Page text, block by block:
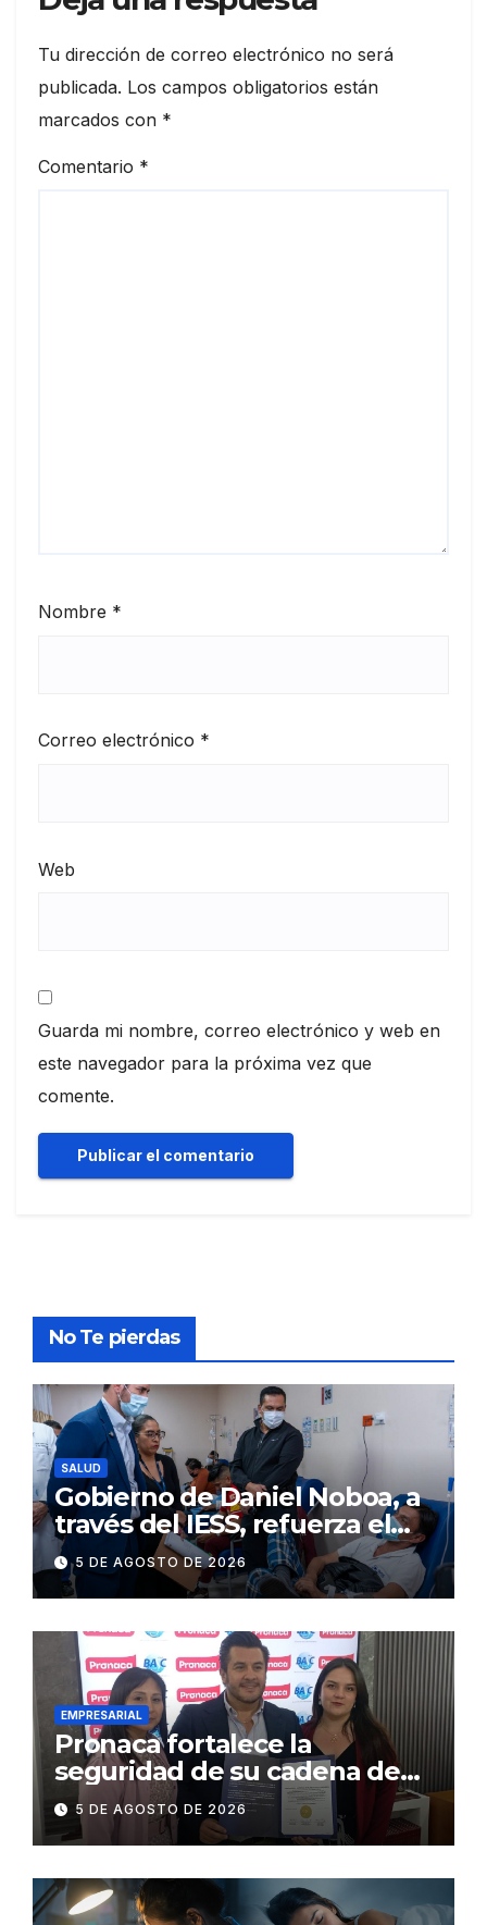
Tu dirección de correo electrónico no será
publicada. Los campos obligatorios están
marcados con *
Comentario *
Nombre *
Correo electrónico *
Web
Guarda mi nombre, correo electrónico y web en
este navegador para la próxima vez que
comente.
No Te pierdas
SALUD
Gobierno de Daniel Noboa, a
través del IESS, refuerza el
abastecimiento de insulina
en 86 establecimientos de
salud
5 DE AGOSTO DE 2026
EMPRESARIAL
Pronaca fortalece la
seguridad de su cadena de
suministro con certificación
BASC en dos plantas
5 DE AGOSTO DE 2026